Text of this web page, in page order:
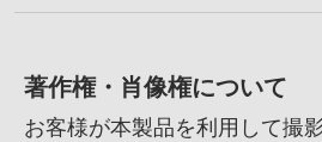
著作権・肖像権について
お客様が本製品を利用して撮